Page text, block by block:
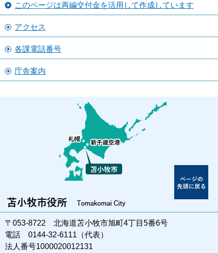
このページは再編交付金を活用して作成しています
アクセス
各課電話番号
庁舎案内
〒053-8722 北海道苫小牧市旭町4丁目5番6号
電話 0144-32-6111（代表）
法人番号1000020012131